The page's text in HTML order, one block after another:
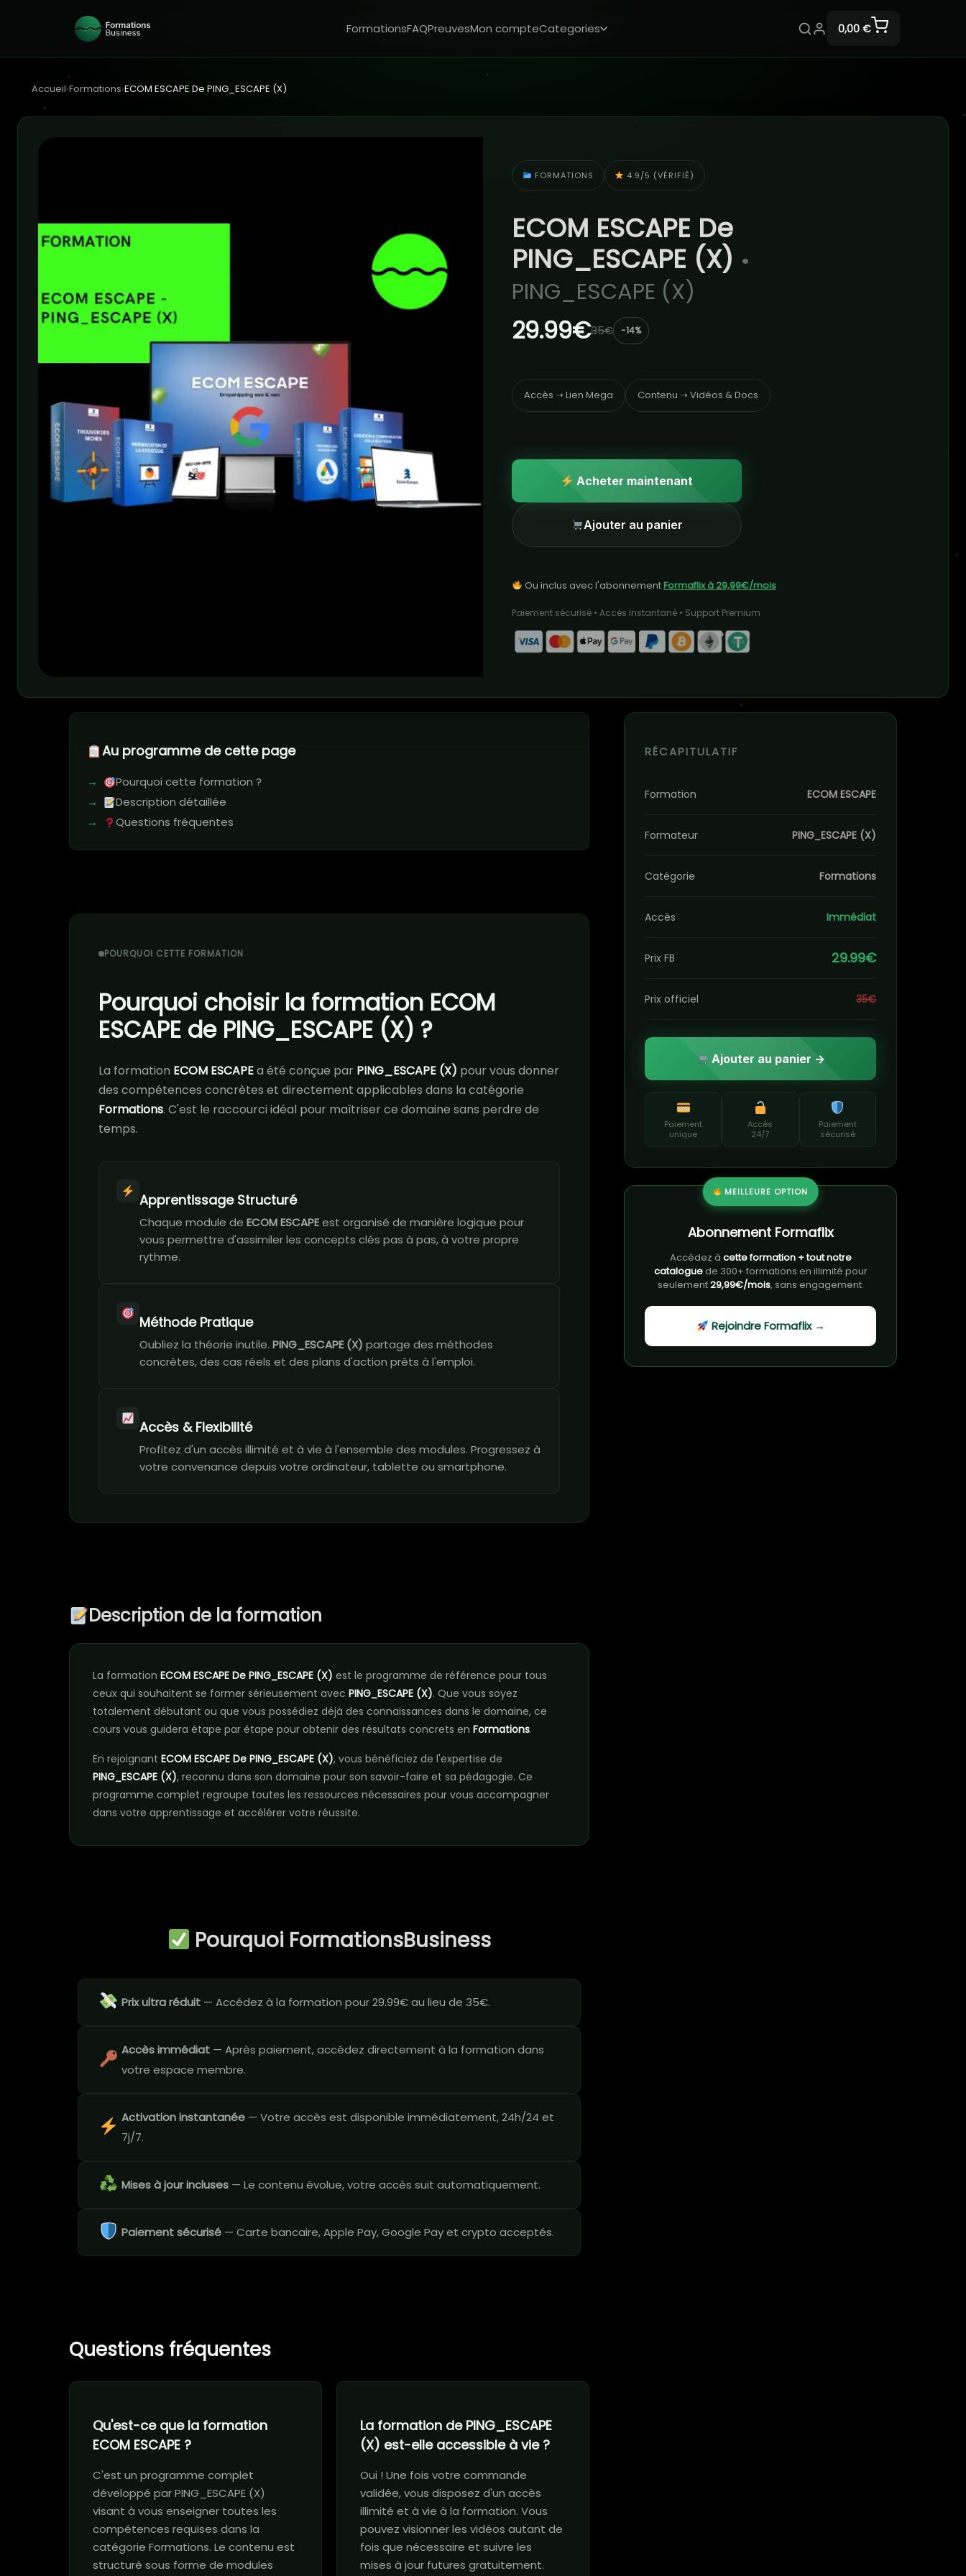
FormationsFAQPreuvesMon compteCategories 0,00 €
Accueil›Formations›ECOM ESCAPE De PING_ESCAPE (X)
FORMATIONS 4.9/5 (VÉRIFIÉ)
ECOM ESCAPE De
PING_ESCAPE (X) •
PING_ESCAPE (X)
29.99€35€ -14%
Accès ➝ Lien Mega Contenu ➝ Vidéos & Docs
Acheter maintenant
Ajouter au panier
Ou inclus avec l'abonnementFormaflix à 29,99€/mois
Paiement sécurisé • Accès instantané • Support Premium
Au programme de cette page
Pourquoi cette formation ?
Description détaillée
Questions fréquentes
POURQUOI CETTE FORMATION
Pourquoi choisir la formation ECOM
ESCAPE de PING_ESCAPE (X) ?
La formation ECOM ESCAPEa été conçue par PING_ESCAPE (X) pour vous donner
des compétences concrètes et directement applicables dans la catégorie
Formations. C'est le raccourci idéal pour maîtriser ce domaine sans perdre de
temps.
Apprentissage Structuré
Chaque module de ECOM ESCAPEest organisé de manière logique pour
vous permettre d'assimiler les concepts clés pas à pas, à votre propre
rythme.
Méthode Pratique
Oubliez la théorie inutile. PING_ESCAPE (X) partage des méthodes
concrètes, des cas réels et des plans d'action prêts à l'emploi.
Accès & Flexibilité
Profitez d'un accès illimité et à vie à l'ensemble des modules. Progressez à
votre convenance depuis votre ordinateur, tablette ou smartphone.
Description de la formation
La formation ECOM ESCAPE De PING_ESCAPE (X) est le programme de référence pour tous
ceux qui souhaitent se former sérieusement avec PING_ESCAPE (X). Que vous soyez
totalement débutant ou que vous possédiez déjà des connaissances dans le domaine, ce
cours vous guidera étape par étape pour obtenir des résultats concrets en Formations.
En rejoignant ECOM ESCAPE De PING_ESCAPE (X), vous bénéficiez de l'expertise de
PING_ESCAPE (X), reconnu dans son domaine pour son savoir-faire et sa pédagogie. Ce
programme complet regroupe toutes les ressources nécessaires pour vous accompagner
dans votre apprentissage et accélérer votre réussite.
Pourquoi FormationsBusiness
Prix ultra réduit — Accédez à la formation pour 29.99€ au lieu de 35€.
Accès immédiat — Après paiement, accédez directement à la formation dans
votre espace membre.
Activation instantanée — Votre accès est disponible immédiatement, 24h/24 et
7j/7.
Mises à jour incluses — Le contenu évolue, votre accès suit automatiquement.
Paiement sécurisé — Carte bancaire, Apple Pay, Google Pay et crypto acceptés.
Questions fréquentes
Qu'est-ce que la formation
ECOM ESCAPE ?
C'est un programme complet
développé par PING_ESCAPE (X)
visant à vous enseigner toutes les
compétences requises dans la
catégorie Formations. Le contenu est
structuré sous forme de modules
La formation de PING_ESCAPE
(X) est-elle accessible à vie ?
Oui ! Une fois votre commande
validée, vous disposez d'un accès
illimité et à vie à la formation. Vous
pouvez visionner les vidéos autant de
fois que nécessaire et suivre les
mises à jour futures gratuitement.
RÉCAPITULATIF
Formation ECOM ESCAPE
Formateur PING_ESCAPE (X)
Catégorie Formations
Accès Immédiat
Prix FB 29.99€
Prix officiel 35€
Ajouter au panier →
Paiement
unique
Accès
24/7
Paiement
sécurisé
MEILLEURE OPTION
Abonnement Formaflix
Accédez à cette formation + tout notre
cataloguede 300+ formations en illimité pour
seulement29,99€/mois, sans engagement.
Rejoindre Formaflix →